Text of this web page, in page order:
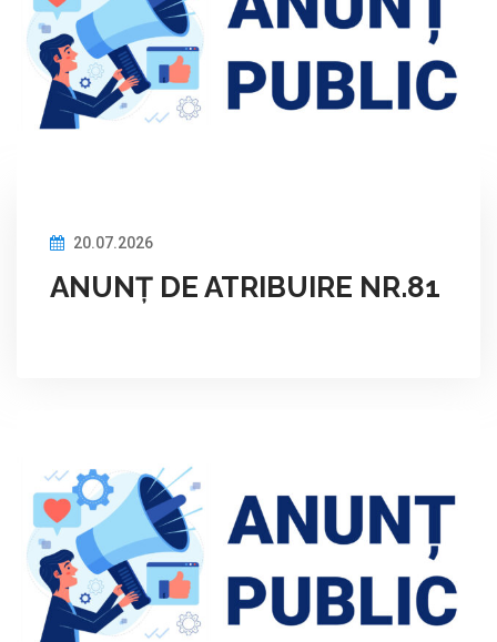
20.07.2026
ANUNȚ DE ATRIBUIRE NR.81